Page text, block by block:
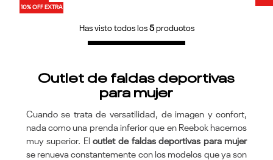
10% OFF EXTRA
Has visto todos los 5productos
Outlet de faldas deportivas
para mujer
Cuando se trata de versatilidad, de imagen y confort,
nada como una prenda inferior que en Reebok hacemos
muy superior. Eloutlet de faldas deportivas para mujer
se renueva constantemente con los modelos que ya son